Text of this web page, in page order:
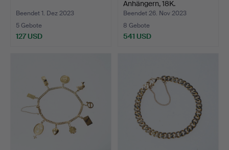
Beendet 1. Dez 2023
5 Gebote
127 USD
Anhängern, 18K.
Beendet 26. Nov 2023
8 Gebote
541 USD